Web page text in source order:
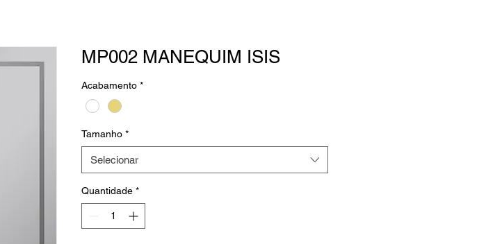
MP002 MANEQUIM ISIS
Acabamento *
Tamanho *
Selecionar
Quantidade *